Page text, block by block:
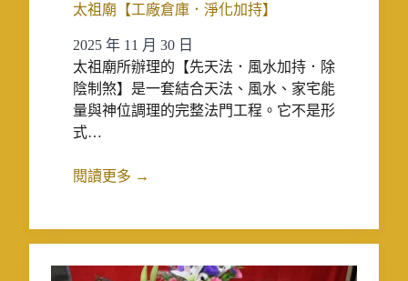
太祖廟【工廠倉庫．淨化加持】
2025 年 11 月 30 日
太祖廟所辦理的【先天法．風水加持．除
陰制煞】是一套結合天法、風水、家宅能
量與神位調理的完整法門工程。它不是形
式…
閱讀更多 →